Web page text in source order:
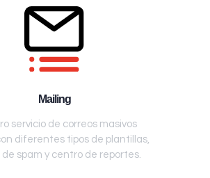
Mailing
servicio de correos masivos
diferentes tipos de plantillas,
spam y centro de reportes.